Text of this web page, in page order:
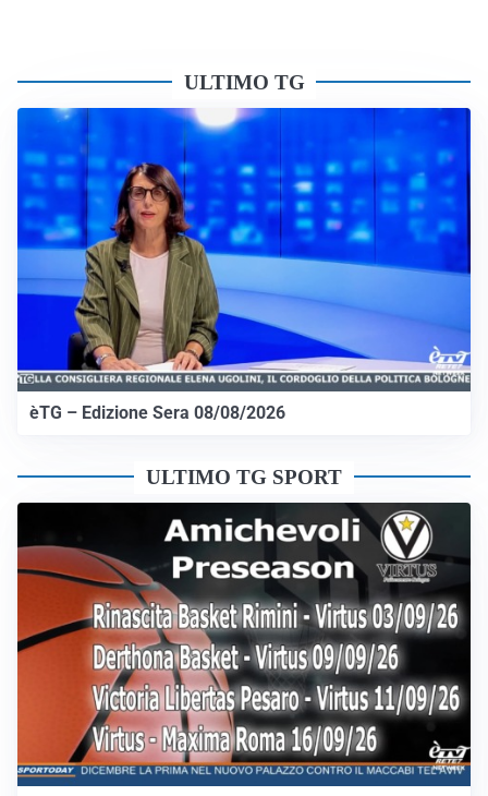
ULTIMO TG
èTG – Edizione Sera 08/08/2026
ULTIMO TG SPORT